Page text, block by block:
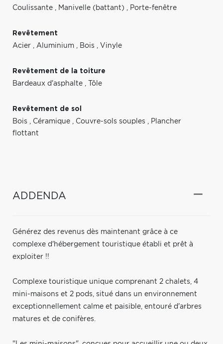
Coulissante , Manivelle (battant) , Porte-fenêtre
Revêtement
Acier , Aluminium , Bois , Vinyle
Revêtement de la toiture
Bardeaux d'asphalte , Tôle
Revêtement de sol
Bois , Céramique , Couvre-sols souples , Plancher
flottant
ADDENDA
Générez des revenus dès maintenant grâce à ce
complexe d'hébergement touristique établi et prêt à
exploiter !!
Complexe touristique unique comprenant 2 chalets, 4
mini-maisons et 2 pods, situé dans un environnement
exceptionnellement calme et paisible, entouré d'arbres
matures et de conifères.